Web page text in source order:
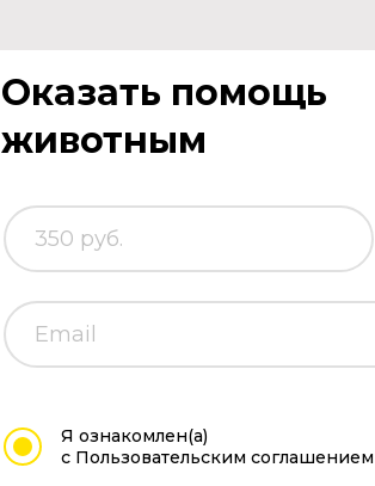
Оказать помощь
животным
Я ознакомлен(а)
с Пользовательским соглашением